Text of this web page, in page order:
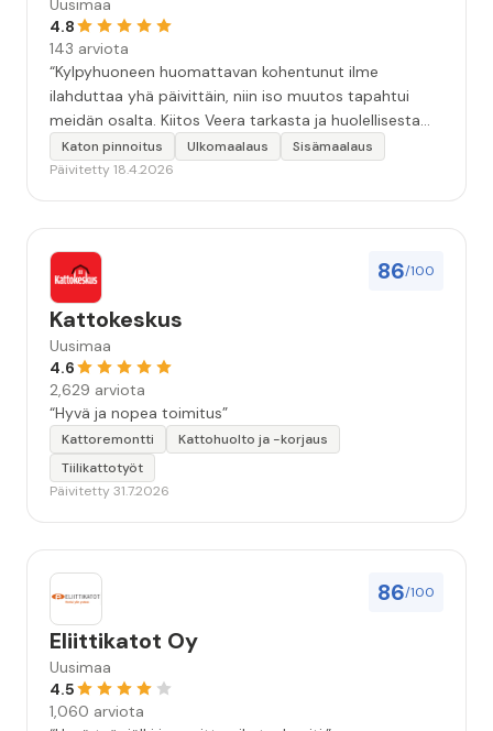
Uusimaa
4.8
143 arviota
“Kylpyhuoneen huomattavan kohentunut ilme
ilahduttaa yhä päivittäin, niin iso muutos tapahtui
meidän osalta. Kiitos Veera tarkasta ja huolellisesta
työstä, sekä ystävällisestä palvelusta!”
Katon pinnoitus Ulkomaalaus
Sisämaalaus
Päivitetty 18.4.2026
86/100
Kattokeskus
Uusimaa
4.6
2,629 arviota
“Hyvä ja nopea toimitus”
Kattoremontti
Kattohuolto ja -korjaus
Tiilikattotyöt
Päivitetty 31.7.2026
86/100
Eliittikatot Oy
Uusimaa
4.5
1,060 arviota